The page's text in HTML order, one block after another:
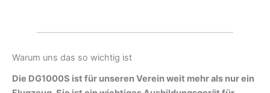
Warum uns das so wichtig ist
Die DG1000S ist für unseren Verein weit mehr als nur ein